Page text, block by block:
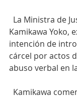
Kamikawa Yoko,
intención de
cárcel por actos
abuso verbal en